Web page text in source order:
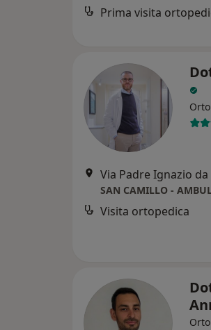
Prima visita
SAN CAMILLO -
Visita ortopedica